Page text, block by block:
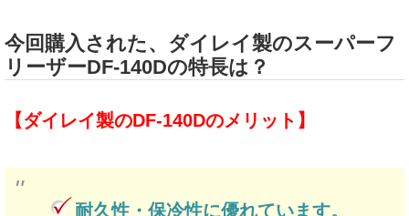
今回購入された、ダイレイ製のスーパーフ
リーザーDF-140Dの特長は？
【ダイレイ製のDF-140Dのメリット】
耐久性・保冷性に優れています。